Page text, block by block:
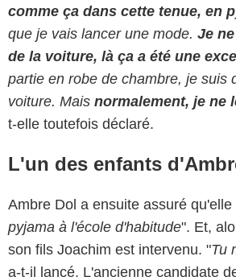
comme ça dans cette tenue, en
que je vais lancer une mode. Je
de la voiture, là ça a été une
partie en robe de chambre, je suis
voiture. Mais normalement, je ne
t-elle toutefois déclaré.
L'un des enfants
Ambre Dol a ensuite assuré qu'elle
pyjama à l'école d'habitude". Et,
son fils Joachim est intervenu. "Tu
a-t-il lancé. L'ancienne candidate